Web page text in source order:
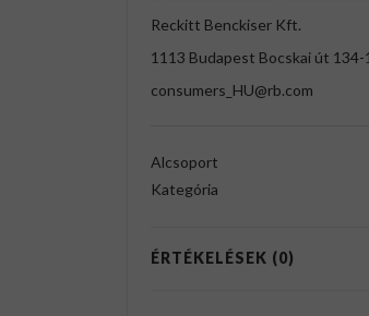
Reckitt Benckiser Kft.
1113 Budapest Bocskai út 134-
consumers_HU@rb.com
Alcsoport
Kategória
ÉRTÉKELÉSEK (0)